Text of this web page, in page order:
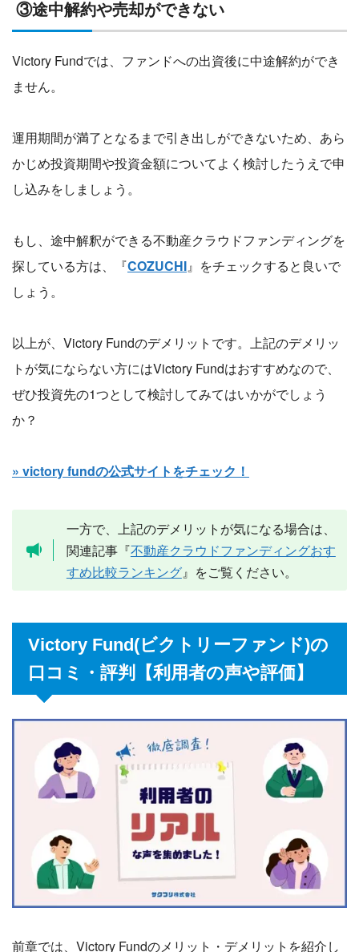
③途中解約や売却ができない
Victory Fundでは、ファンドへの出資後に中途解約ができ
ません。
運用期間が満了となるまで引き出しができないため、あら
かじめ投資期間や投資金額についてよく検討したうえで申
し込みをしましょう。
もし、途中解釈ができる不動産クラウドファンディングを
探している方は、『COZUCHI』をチェックすると良いで
しょう。
以上が、Victory Fundのデメリットです。上記のデメリッ
トが気にならない方にはVictory Fundはおすすめなので、
ぜひ投資先の1つとして検討してみてはいかがでしょう
か？
» victory fundの公式サイトをチェック！
一方で、上記のデメリットが気になる場合は、
関連記事『不動産クラウドファンディングおす
すめ比較ランキング』をご覧ください。
Victory Fund(ビクトリーファンド)の
口コミ・評判【利用者の声や評価】
前章では、Victory Fundのメリット・デメリットを紹介し